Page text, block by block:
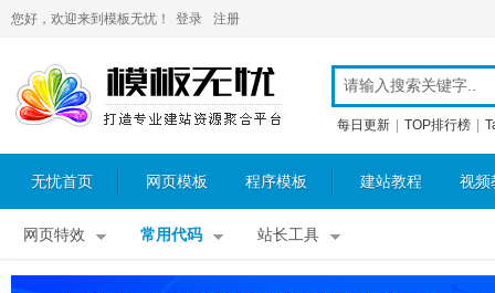
您好，欢迎来到模板无忧！ 登录 注册
每日更新 TOP排行榜
无忧首页 网页模板 程序模板 建站教程 视频
网页特效 常用代码 站长工具